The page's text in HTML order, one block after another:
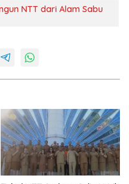
NTT dari Alam Sabu